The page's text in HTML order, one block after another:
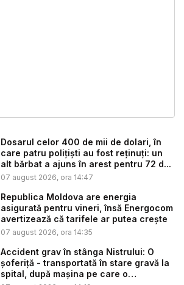
Dosarul celor 400 de mii de dolari, în
care patru polițiști au fost reținuți: un
alt bărbat a ajuns în arest pentru 72 d...
07 august 2026, ora 14:47
Republica Moldova are energia
asigurată pentru vineri, însă Energocom
avertizează că tarifele ar putea crește
07 august 2026, ora 14:35
Accident grav în stânga Nistrului: O
șoferiță - transportată în stare gravă la
spital, după mașina pe care o